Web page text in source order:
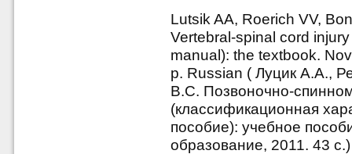
Lutsik AA, Roerich VV,
Vertebral-spinal cord
manual): the textbook.
p. Russian ( Луцик А.А.,
В.С. Позвоночно-
(классификационная
пособие): учебное
образование, 2011. 43 с.)